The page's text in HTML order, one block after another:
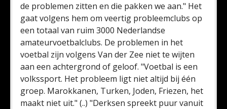
de problemen zitten en die pakken we aan." Het
gaat volgens hem om veertig probleemclubs op
een totaal van ruim 3000 Nederlandse
amateurvoetbalclubs. De problemen in het
voetbal zijn volgens Van der Zee niet te wijten
aan een achtergrond of geloof. "Voetbal is een
volkssport. Het probleem ligt niet altijd bij één
groep. Marokkanen, Turken, Joden, Friezen, het
maakt niet uit." (..) "Derksen spreekt puur vanuit